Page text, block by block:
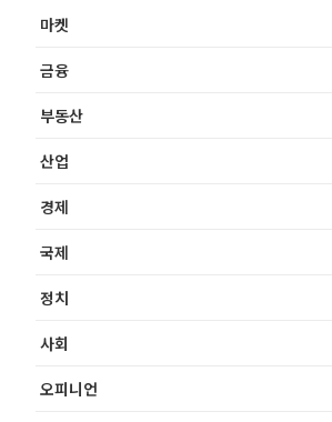
마켓
금융
부동산
산업
경제
국제
정치
사회
오피니언